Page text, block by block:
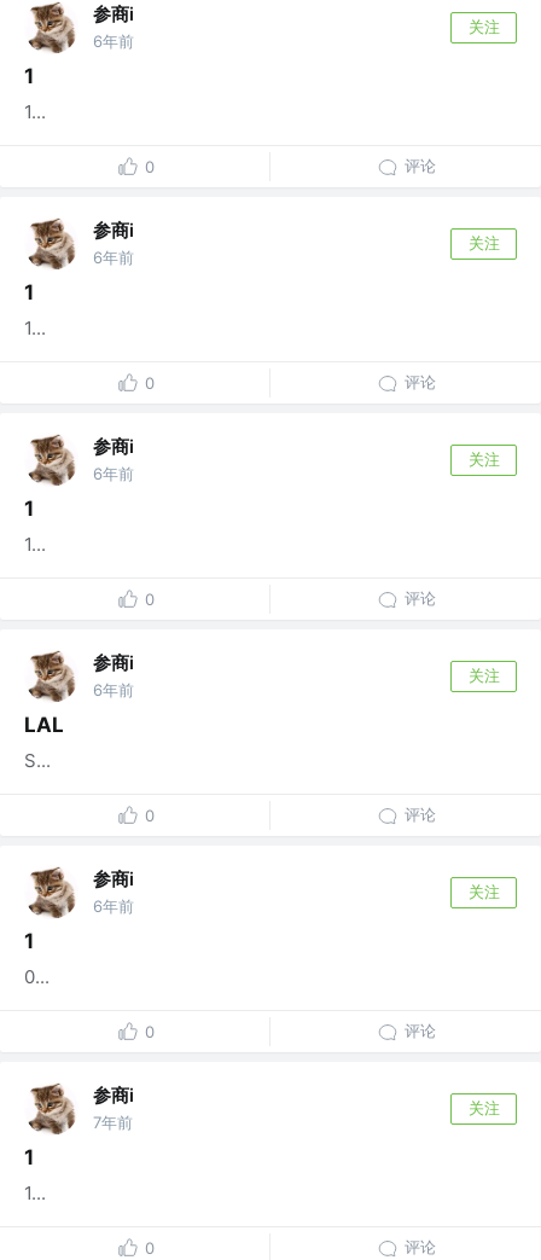
参商i
6年前
关注
1
1...
0 评论
参商i
6年前
关注
1
1...
0 评论
参商i
6年前
关注
1
1...
0 评论
参商i
6年前
关注
LAL
S...
0 评论
参商i
6年前
关注
1
0...
0 评论
参商i
7年前
关注
1
1...
0 评论